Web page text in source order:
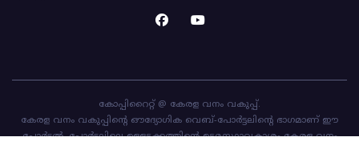
കോപ്പിറൈറ്റ് @ കേരള വനം വകുപ്പ്.
കേരള വനം വകുപ്പിന്റെ ഔദ്യോഗിക വെബ്-പോർട്ടലിന്റെ ഭാഗമാണ് ഈ
പോർട്ടൽ. പോർട്ടലിലെ ഉള്ളടക്കത്തിന്റെ ഉടമസ്ഥാവകാശം കേരള വനം